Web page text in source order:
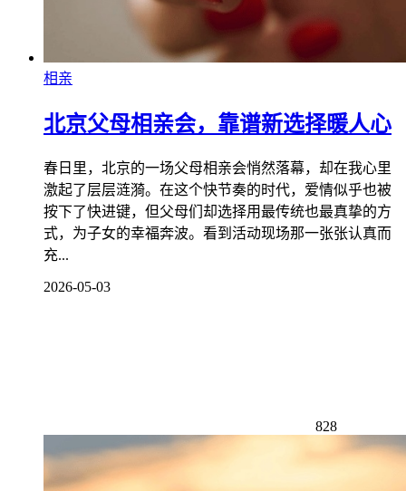
相亲
北京父母相亲会，靠谱新选择暖人心
春日里，北京的一场父母相亲会悄然落幕，却在我心里
激起了层层涟漪。在这个快节奏的时代，爱情似乎也被
按下了快进键，但父母们却选择用最传统也最真挚的方
式，为子女的幸福奔波。看到活动现场那一张张认真而
充...
2026-05-03
828